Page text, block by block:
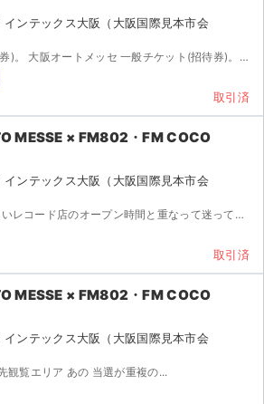
ンテックス大阪（大阪国際見本市会
[詳細] 一般チケット(招待券)。 大阪オートメッセ 一般チケット(招待券)。 期間中( / ...
取引済
MESSE × FM802・FM COCO
ンテックス大阪（大阪国際見本市会
[詳細] 整理番号 番台 欲しいレコード店のオープン時間と重なって迷っています。もしご希望でしたらご...
取引済
MESSE × FM802・FM COCO
ンテックス大阪（大阪国際見本市会
観覧エリア あの 当選が重複の...